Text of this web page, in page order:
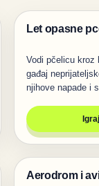
Životinje
Let opasne
Vodi pčelicu kroz
gađaj
njihove napade i
Igre
Aerodrom i